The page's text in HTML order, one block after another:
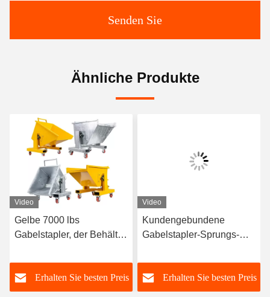
Senden Sie
Ähnliche Produkte
Video
Gelbe 7000 lbs
Gabelstapler, der Behälter
Behälter spitzt
Erhalten Sie besten Preis
Video
Kundengebundene
Gabelstapler-Sprungs-
Behälter Tipper For
ForkliftErhalten Sie besten Preis